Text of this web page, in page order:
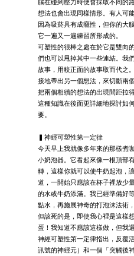
腦在碰到壓力時便會採取不同的
想法也會出現同樣情形。有人可
因為吸菸具有成癮性，但你的大
它一遍又一遍練習所形成的。
可塑性的很棒之處在於它是雙向
們也可以甩掉其中一些連結。我
故事，用較正面的故事取而代之
接地帶出另一個想法，來切斷兩
把兩個相續的想法的出現間距拉
這種知識在後面更詳細地探討如
要。
▍神經可塑性第一定律
今天早上我就像多年來的那樣煮
小奶泡器。它看起來像一根頂部
轉，這樣你就可以使牛奶起泡，
道，一開始只應該在杯子裡放少
的水或牛奶添滿。我已經準備好
點水，再施展神奇的打泡沫法術
但該死的是，即使我心裡是這樣
蛋！我知道不應該這樣做，但我
神經可塑性第一定律指出，反覆
訊號的神經元）和一個「突觸後